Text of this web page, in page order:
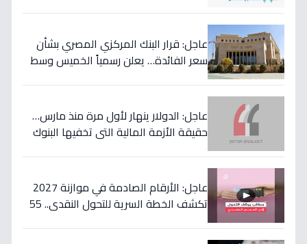
عاجل: قرار البنك المركزي المصري بشأن
سعر الفائدة… يعلن رسمياً الخميس وسط
عاجل: الدولار ينهار لأول مرة منذ مارس…
حقيقة الأزمة المالية التي تخفيها البنوك
عاجل: الأرقام الصادمة في موازنة 2027
تكشف الخطة السرية للتحول النقدي.. 55